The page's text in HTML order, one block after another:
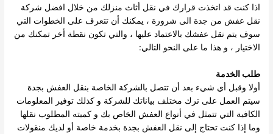
اذا كنت قد اتخذت قرارك في نقل أثاث منزلك من خلال افضل شركة
نقل عفش من جدة الى شرورة ، يمكنك أن تتعرف على الخطوات التي
سوف يتم نقل عفشك بالاعتماد عليها ، والتي تكون نقطة أخر تمكنك من
الاختيار ، و هذا ما على النحو التالي:
طلب الخدمة
أولا وقبل أي شيء بعد أن تتصل بالشركة الخاصة بنقل العفش بجدة
سيتم العمل على ترك مختلف بياناتك للشركة و كذلك توفير المعلومات
الكافية التي تتمثل في أنواع العفش الخاص بك و كميته المطلوب نقلها
وما إذا كنت تحتاج إلى نقل العفش بجدة بخدمة خاصة أو لديك منقولات